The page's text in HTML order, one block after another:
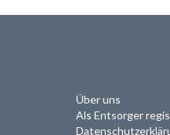
Über uns
Als Entsorger